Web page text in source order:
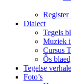
Register
Dialect
Tegels
Muziek
Cursus
Ôs
Tegelse
Foto’s